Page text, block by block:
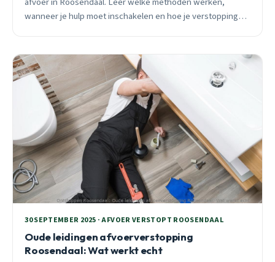
wanneer je hulp moet inschakelen en hoe je verstoppingen
30 SEPTEMBER 2025 · AFVOER VERSTOPT ROOSENDAAL
Oude leidingen afvoerverstopping
Roosendaal: Wat werkt echt